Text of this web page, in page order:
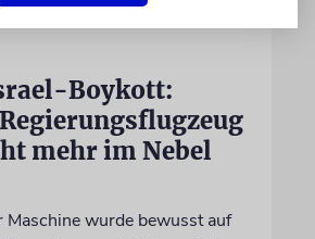
Boykott:
mehr im Nebel
Maschine wurde bewusst auf